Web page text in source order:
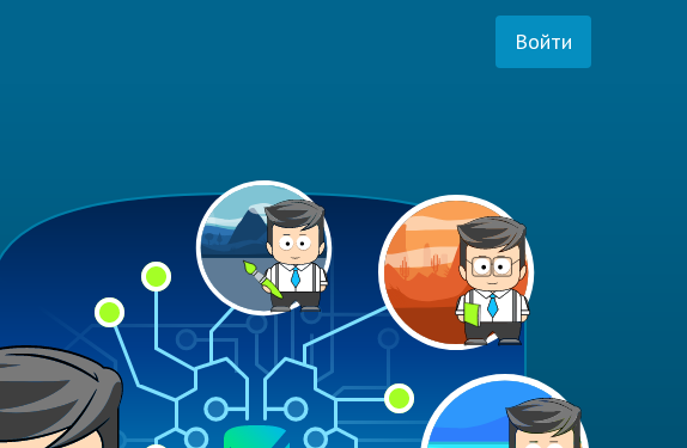
Войти